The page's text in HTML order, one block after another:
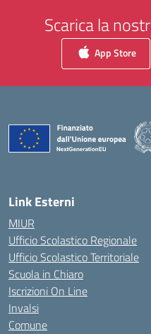
Scarica la
App Store
Link Esterni
MIUR
Ufficio Scolastico Regionale
Ufficio Scolastico Territoriale
Scuola in Chiaro
Iscrizioni On Line
Invalsi
Comune